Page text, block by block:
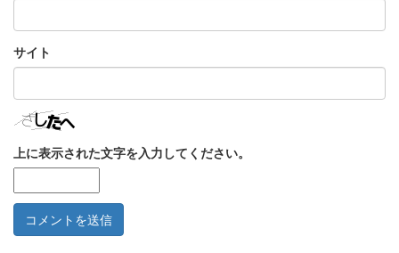
サイト
上に表示された文字を入力してください。